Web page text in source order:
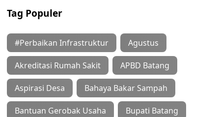
Tag Populer
#Perbaikan Infrastruktur Agustus
Akreditasi Rumah Sakit APBD Batang
Aspirasi Desa Bahaya Bakar Sampah
Bantuan Gerobak Usaha Bupati Batang